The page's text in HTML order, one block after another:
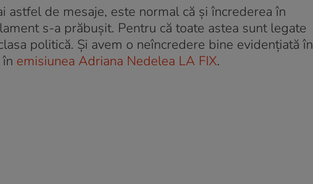
astfel de mesaje, este normal că și încrederea în
s-a prăbușit. Pentru că toate astea sunt legate
politică. Și avem o neîncredere bine evidențiată în
emisiunea Adriana Nedelea LA FIX.